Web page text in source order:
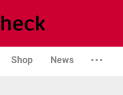
Shop News